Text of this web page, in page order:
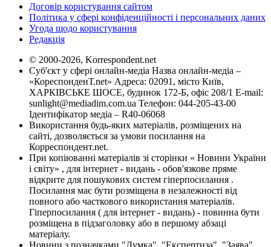
Договір користування сайтом
Політика у сфері конфіденційності і персональних даних
Угода щодо користування
Редакція
© 2000-2026, Korrespondent.net
Суб'єкт у сфері онлайн-медіа Назва онлайн-медіа –
«КореспонденТ.net» Адреса: 02091, місто Київ,
ХАРКІВСЬКЕ ШОСЕ, будинок 172-Б, офіс 208/1 E-mail:
sunlight@mediadim.com.ua Телефон: 044-205-43-00
Ідентифікатор медіа – R40-06068
Використання будь-яких матеріалів, розміщених на
сайті, дозволяється за умови посилання на
Корреспондент.net.
При копіюванні матеріалів зі сторінки « Новини України
і світу» , для інтернет - видань - обов'язкове пряме
відкрите для пошукових систем гіперпосилання .
Посилання має бути розміщена в незалежності від
повного або часткового використання матеріалів.
Гіперпосилання ( для інтернет - видань) - повинна бути
розміщена в підзаголовку або в першому абзаці
матеріалу.
Новини з позначками "Думка", "Експертиза", "Заява",